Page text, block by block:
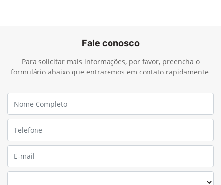
Fale conosco
Para solicitar mais informações, por favor, preencha o
formulário abaixo que entraremos em contato rapidamente.